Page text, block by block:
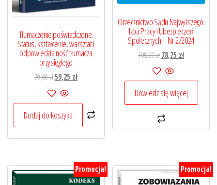
Tłumaczenie poświadczone.
Status, kształcenie, warsztat i
odpowiedzialność tłumacza
przysięgłego
79,00złPierwotna
cena
wynosiła:
79,00 zł.
59,25 złAktualna
59,25 zł.
Dodaj do koszyka
Orzecznictwo Sądu Najwyższego.
Izba Pracy i Ubezpieczeń
Społecznych – Nr 2/2024
105,00złPierwotna
cena
wynosiła:
105,00 zł.
78,75 złAktualna
78,75 zł.
Dowiedz się więcej
Promocja! Promocja!